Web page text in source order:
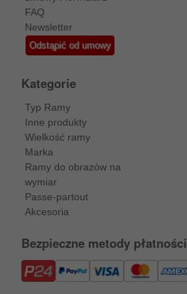
FAQ
Newsletter
Odstąpić od umowy
Kategorie
Typ Ramy
Inne produkty
Wielkość ramy
Marka
Ramy do obrazów na
wymiar
Passe-partout
Akcesoria
Bezpieczne metody płatności